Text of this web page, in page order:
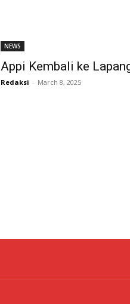
NEWS
Appi Kembali ke
Redaksi - March 8, 2025